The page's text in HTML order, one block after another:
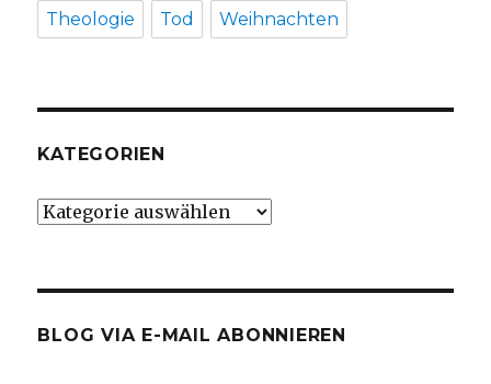
Theologie Tod Weihnachten
KATEGORIEN
Kategorien
BLOG VIA E-MAIL ABONNIEREN